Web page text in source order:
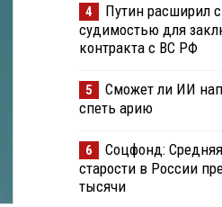
4
Путин расширил
судимостью для
контракта с ВС РФ
5
Сможет ли ИИ
спеть арию
6
Соцфонд:
старости в России
тысячи